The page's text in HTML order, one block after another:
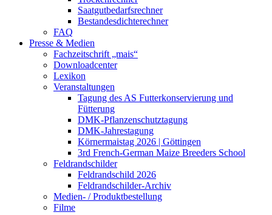
Saatgutbedarfsrechner
Bestandesdichterechner
FAQ
Presse & Medien
Fachzeitschrift „mais“
Downloadcenter
Lexikon
Veranstaltungen
Tagung des AS Futterkonservierung und
Fütterung
DMK-Pflanzenschutztagung
DMK-Jahrestagung
Körnermaistag 2026 | Göttingen
3rd French-German Maize Breeders School
Feldrandschilder
Feldrandschild 2026
Feldrandschilder-Archiv
Medien- / Produktbestellung
Filme